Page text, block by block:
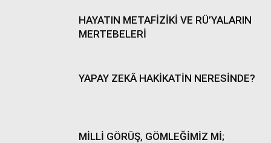
HAYATIN METAFİZİKİ VE RÜ’YALARIN
MERTEBELERİ
YAPAY ZEKÂ HAKİKATİN NERESİNDE?
MİLLİ GÖRÜŞ, GÖMLEĞİMİZ Mİ;